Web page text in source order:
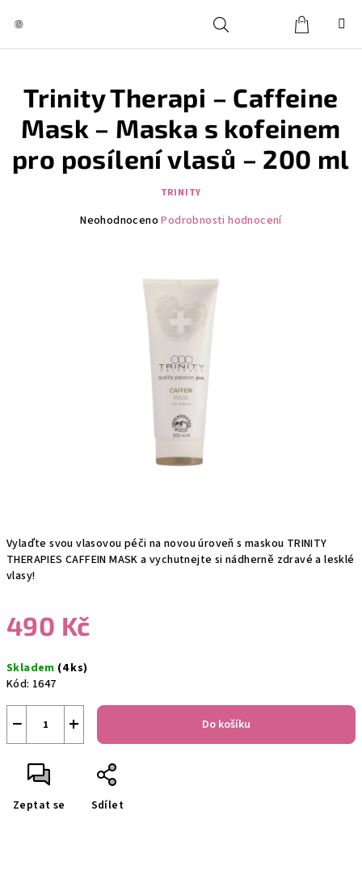
HledatPřihlášeníKošík
Vylaďte svou vlasovou péči na novou úroveň s maskou TRINITY
THERAPIES CAFFEIN MASK a vychutnejte si nádherně zdravé a lesklé
vlasy!
490 Kč
cena:
Skladem (4 ks)
Kód: 1647
+
− Do košíku
Zeptat se Sdílet
Trinity Therapi – Caffeine
Mask – Maska s kofeinem
pro posílení vlasů – 200 ml
TRINITY
Průměrné
Neohodnoceno Podrobnosti hodnocení